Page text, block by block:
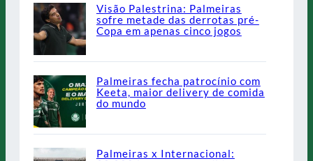
Visão Palestrina: Palmeiras
sofre metade das derrotas pré-
Copa em apenas cinco jogos
Palmeiras fecha patrocínio com
Keeta, maior delivery de comida
do mundo
Palmeiras x Internacional: